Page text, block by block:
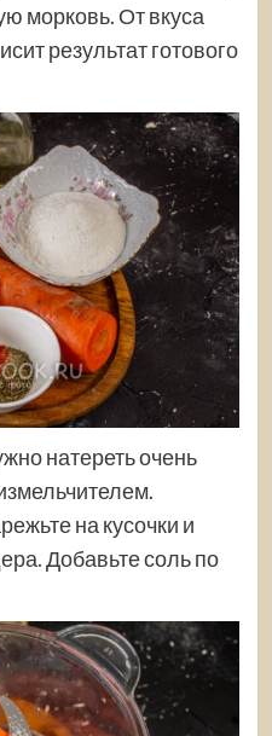
морковь. От вкуса
результат готового
натереть очень
на кусочки и
Добавьте соль по